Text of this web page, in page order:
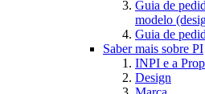
Guia de
modelo
Guia de
Saber mais sobre PI
INPI e a
Design